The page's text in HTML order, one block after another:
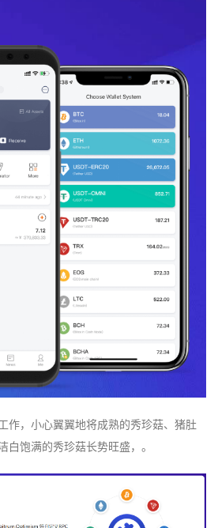
作，小心翼翼地将成熟的秀珍菇、猪肚
白饱满的秀珍菇长势旺盛，。